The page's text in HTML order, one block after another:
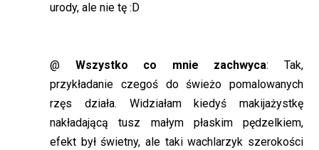
urody, ale nie tę :D
@ Wszystko co mnie zachwyca: Tak,
przykładanie czegoś do świeżo pomalowanych
rzęs działa. Widziałam kiedyś makijażystkę
nakładającą tusz małym płaskim pędzelkiem,
efekt był świetny, ale taki wachlarzyk szerokości